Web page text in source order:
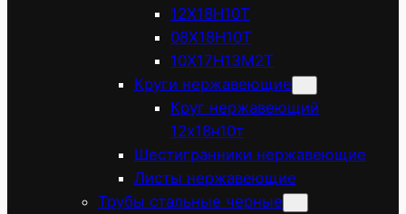
12Х18Н10Т
08Х18Н10Т
10Х17Н13М2Т
Круги нержавеющие
Круг нержавеющий
12х18н10т
Шестигранники нержавеющие
Листы нержавеющие
Трубы стальные черные